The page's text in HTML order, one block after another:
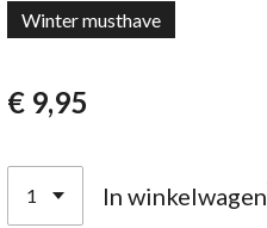
Winter musthave
€ 9,95
In winkelwagen